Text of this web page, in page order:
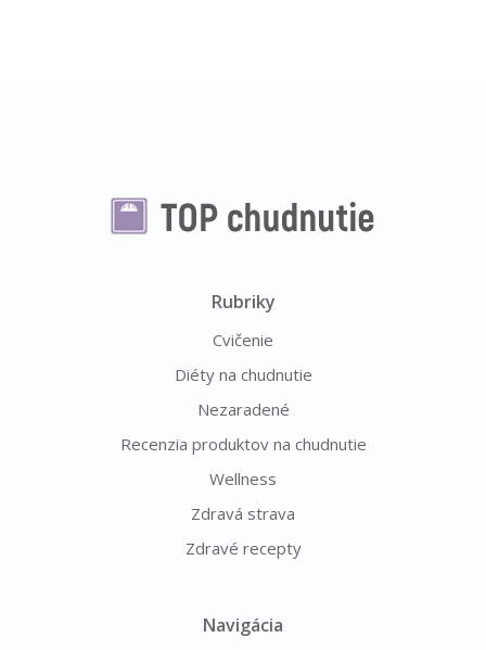
Rubriky
Cvičenie
Diéty na chudnutie
Nezaradené
Recenzia produktov na chudnutie
Wellness
Zdravá strava
Zdravé recepty
Navigácia